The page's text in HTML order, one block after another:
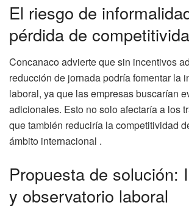
El riesgo de
pérdida de
Concanaco advierte que sin incentivos
reducción de jornada podría fomentar la
laboral, ya que las empresas buscarían
adicionales. Esto no solo afectaría a los
que también reduciría la competitividad
ámbito internacional .
Propuesta de solución:
y observatorio laboral